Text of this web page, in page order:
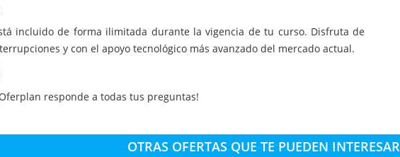
incluido de forma ilimitada durante la vigencia de tu curso. Disfruta de
y con el apoyo tecnológico más avanzado del mercado actual.
responde a todas tus preguntas!
OTRAS OFERTAS QUE TE PUEDEN INTERESAR